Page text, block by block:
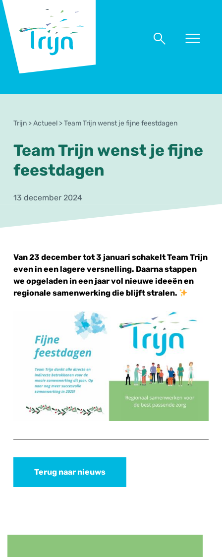
Trijn
Naar
Naar
Trijn >Actueel >Team Trijn wenst je fijne feestdagen
Team Trijn wenst je fijne
feestdagen
13 december 2024
Van 23 december tot 3 januari schakelt Team Trijn
even in een lagere versnelling. Daarna stappen
we opgeladen in een jaar vol nieuwe ideeën en
regionale samenwerking die blijft stralen.
Terug naar nieuws